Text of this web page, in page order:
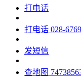
打电话
打电话 028-
发短信
查地图